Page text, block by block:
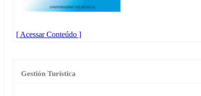
[ Acessar Conteúdo ]
Gestión Turística